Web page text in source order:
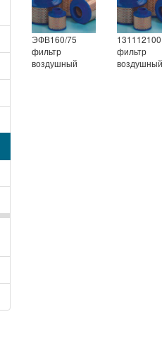
ЭФВ160/75
фильтр
воздушный
фильтр
воздушный